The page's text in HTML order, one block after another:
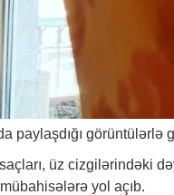
paylaşdığı görüntülərlə
üz cizgilərindəki
yol açıb.